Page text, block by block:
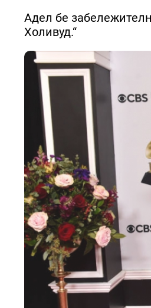
Адел бе
Холивуд.“